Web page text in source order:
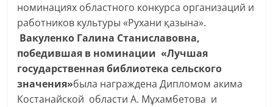
номинациях областного конкурса организаций и
работников культуры «Рухани қазына».
Вакуленко Галина Станиславовна,
победившая в номинации «Лучшая
государственная библиотека сельского
значения»была награждена Дипломом акима
Костанайской области А. Мұхамбетова и